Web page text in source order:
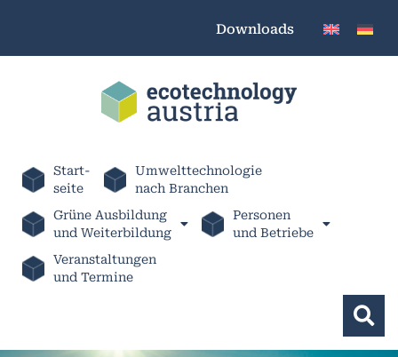
Downloads
Start-
seite
Umwelttechnologie
nach Branchen
Grüne Ausbildung
und Weiterbildung
Personen
und Betriebe
Veranstaltungen
und Termine